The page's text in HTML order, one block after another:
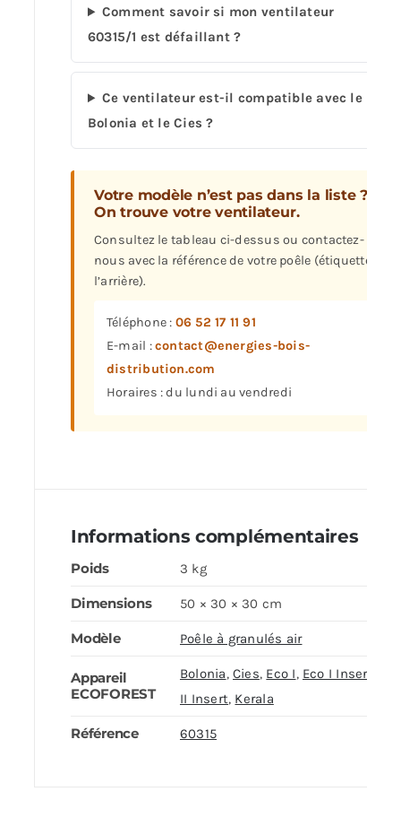
Comment savoir si mon ventilateur
60315/1 est défaillant ?
Ce ventilateur est-il compatible avec le
Bolonia et le Cies ?
Votre modèle n’est pas dans la liste ?
On trouve votre ventilateur.
Consultez le tableau ci-dessus ou contactez-
nous avec la référence de votre poêle (étiquette à
l’arrière).
Téléphone : 06 52 17 11 91
E-mail :contact@energies-bois-
distribution.com
Horaires : du lundi au vendredi
Informations complémentaires
Poids 3 kg
Dimensions 50 × 30 × 30 cm
Modèle Poêle à granulés air
Appareil
ECOFOREST
Bolonia,Cies, Eco I, Eco I Insert
II Insert, Kerala
Référence 60315